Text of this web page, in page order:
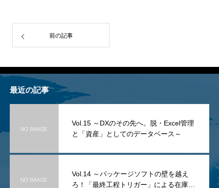
前の記事
最近の記事
Vol.15 ～DXのその先へ。脱・Excel管理
と「資産」としてのデータベース～
Vol.14 ～パッケージソフトの壁を越え
ろ！「最終工程トリガー」による在庫管